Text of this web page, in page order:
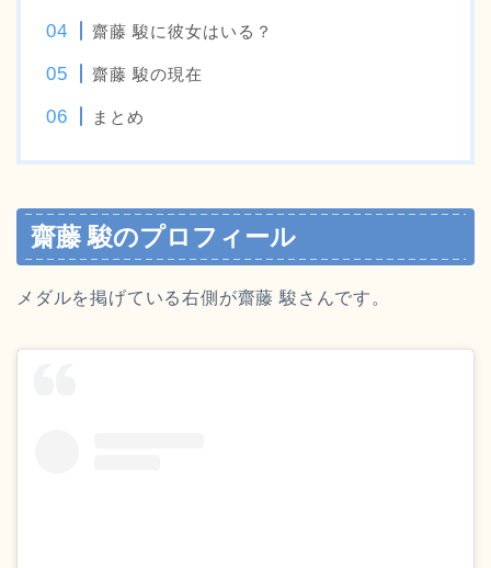
齋藤 駿に彼女はいる？
齋藤 駿の現在
まとめ
齋藤 駿のプロフィール
メダルを掲げている右側が齋藤 駿さんです。